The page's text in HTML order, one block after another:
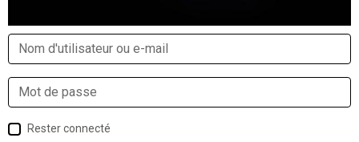
Rester connecté